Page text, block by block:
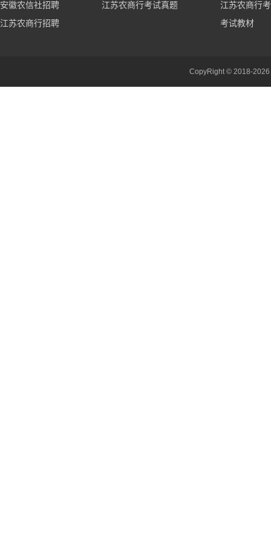
安徽农信社招聘
江苏农商行招聘
江苏农商行考试真题
江苏农商行
考试教材
CopyRight © 2018-